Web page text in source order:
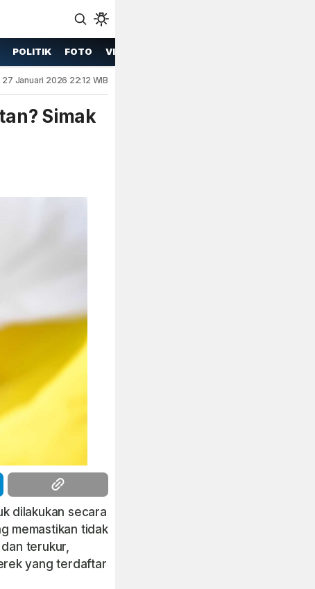
POLITIK FOTO VIDEO
27 Januari 2026 22:12 WIB
Simak
dilakukan secara
memastikan tidak
terukur,
yang terdaftar